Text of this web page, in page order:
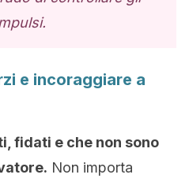
e incoraggiare a
fidati e che non sono
Non importa